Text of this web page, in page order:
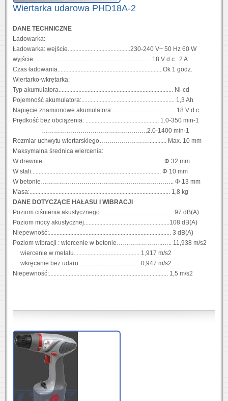
Wiertarka udarowa PHD18A-2
DANE TECHNICZNE
Ładowarka:
Ładowarka: wejście.........................................230-240 V~ 50 Hz 60 W
wyjście............................................................................. 18 V d.c. 2 A
Czas ładowania.................................................................... Ok 1 godz.
Wiertarko-wkrętarka:
Typ akumulatora........................................................................... Ni-cd
Pojemność akumulatora:............................................................. 1,3 Ah
Napięcie znamionowe akumulatora:......................................... 18 V d.c.
Prędkość bez obciążenia: ................................................ 1.0-350 min-1
…………………………………………….2.0-1400 min-1
Rozmiar uchwytu wiertarskiego……………………............ Max. 10 mm
Maksymalna średnica wiercenia:
W drewnie............................................................................... Φ 32 mm
W stali..................................................................................... Φ 10 mm
W betonie………………………………………….…………….. Φ 13 mm
Masa:............................................................................................ 1,8 kg
DANE DOTYCZĄCE HAŁASU I WIBRACJI
Poziom ciśnienia akustycznego................................................ 97 dB(A)
Poziom mocy akustycznej........................................................108 dB(A)
Niepewność:................................................................................ 3 dB(A)
Poziom wibracji : wiercenie w betonie…………………..….. 11,938 m/s2
wiercenie w metalu........................................... 1,917 m/s2
wkręcanie bez udaru........................................ 0,947 m/s2
Niepewność:.............................................................................. 1,5 m/s2